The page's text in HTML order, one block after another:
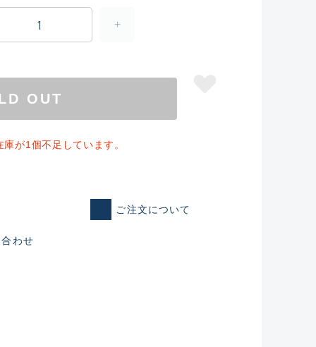
れた未使用
OUT
が1個不足しています。
ご注文について
わせ